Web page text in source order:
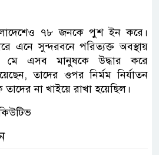
৭৮ জনকে পুশ ইন করে।
এনে সুন্দরবনে পরিত্যক্ত অবস্থায়
মে এসব মানুষকে উদ্ধার করে
তাদের ওপর নির্মম নির্যাতন
না খাইয়ে রাখা হয়েছিল।